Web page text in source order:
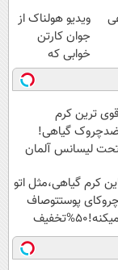
|
ویدیو هولناک از
جوان کارتن
خوابی که
میلیاردر شد.
آموزش رایگان
قوی ترین کرم
گیاهی!
لیسانس آلمان
کرم گیاهی،مثل اتو
چروکای پوستتوصاف
میکنه!50%تخفیف